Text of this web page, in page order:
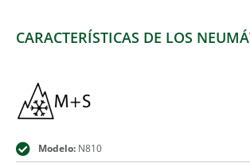
CARACTERÍSTICAS DE LOS
Modelo:N810